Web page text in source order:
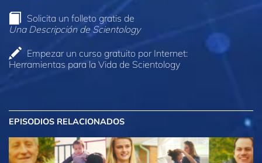
Solicita un folleto gratis de
Una Descripción de Scientology
Empezar un curso gratuito por Internet:
Herramientas para la Vida de Scientology
EPISODIOS RELACIONADOS